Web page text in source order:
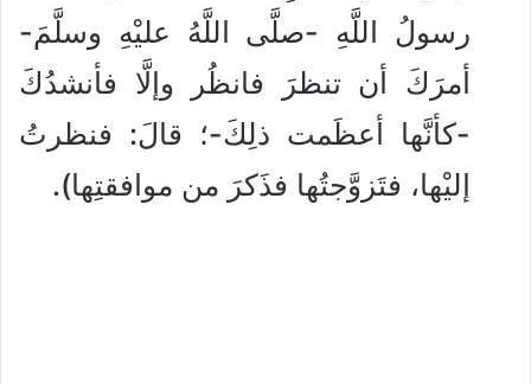
رسولُ اللَّهِ -صلَّى اللَّهُ عليْهِ وسلَّمَ-
أمرَكَ أن تنظرَ فانظُر وإلَّا فأنشدُكَ
-كأنَّها أعظَمت ذلِكَ-؛ قالَ: فنظرتُ
إليْها، فتَزوَّجتُها فذَكرَ من موافقتِها).